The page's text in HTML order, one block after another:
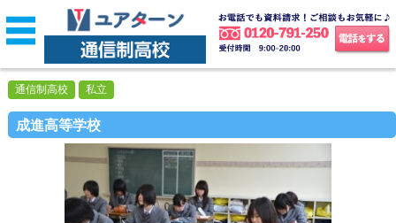
成進高等学校
通信制高校 私立